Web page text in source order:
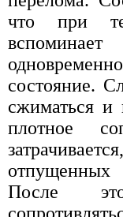
что при
состояние.
сжиматься и
плотное
После